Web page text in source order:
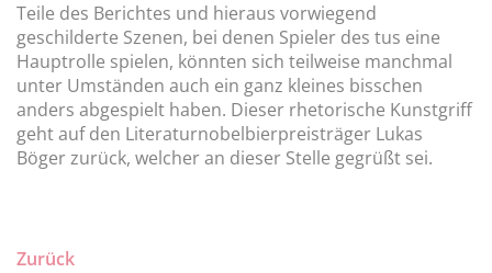
Teile des Berichtes und hieraus vorwiegend
geschilderte Szenen, bei denen Spieler des tus eine
Hauptrolle spielen, könnten sich teilweise manchmal
unter Umständen auch ein ganz kleines bisschen
anders abgespielt haben. Dieser rhetorische Kunstgriff
geht auf den Literaturnobelbierpreisträger Lukas
Böger zurück, welcher an dieser Stelle gegrüßt sei.
Zurück